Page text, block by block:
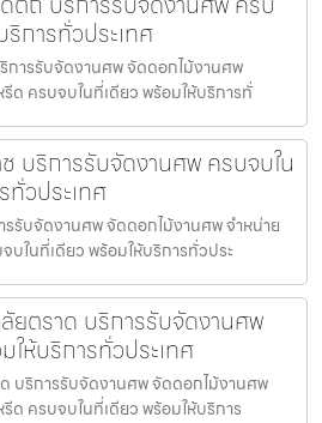
การทั่วประเทศ
ารรับจัดงานศพ จัดดอกไม้งานศพ
ด ครบจบในที่เดียว พร้อมให้บริการทั่
บริการรับจัดงานศพ ครบจบใน
ทั่วประเทศ
รรับจัดงานศพ จัดดอกไม้งานศพ จำหน่าย
บในที่เดียว พร้อมให้บริการทั่วประ
ยตราด บริการรับจัดงานศพ
ให้บริการทั่วประเทศ
บริการรับจัดงานศพ จัดดอกไม้งานศพ
ด ครบจบในที่เดียว พร้อมให้บริการ